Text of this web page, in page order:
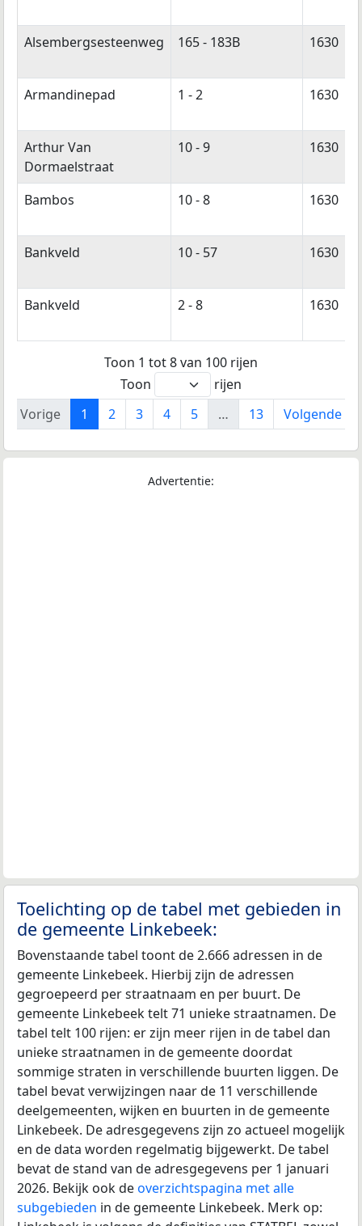
Alsembergsesteenweg 165 - 183B 1630
Armandinepad 1 - 2 1630
Arthur Van
Dormaelstraat
10 - 9 1630
Bambos 10 - 8 1630
Bankveld 10 - 57 1630
Bankveld 2 - 8 1630
Toon 1 tot 8 van 100 rijen
Toon
rijen
Vorige
1 2 3 4 5 … 13 Volgende
Advertentie:
Toelichting op de tabel met gebieden in
de gemeente Linkebeek:
Bovenstaande tabel toont de 2.666 adressen in de
gemeente Linkebeek. Hierbij zijn de adressen
gegroepeerd per straatnaam en per buurt. De
gemeente Linkebeek telt 71 unieke straatnamen. De
tabel telt 100 rijen: er zijn meer rijen in de tabel dan
unieke straatnamen in de gemeente doordat
sommige straten in verschillende buurten liggen. De
tabel bevat verwijzingen naar de 11 verschillende
deelgemeenten, wijken en buurten in de gemeente
Linkebeek. De adresgegevens zijn zo actueel mogelijk
en de data worden regelmatig bijgewerkt. De tabel
bevat de stand van de adresgegevens per 1 januari
2026. Bekijk ook deoverzichtspagina met alle
subgebieden in de gemeente Linkebeek. Merk op: